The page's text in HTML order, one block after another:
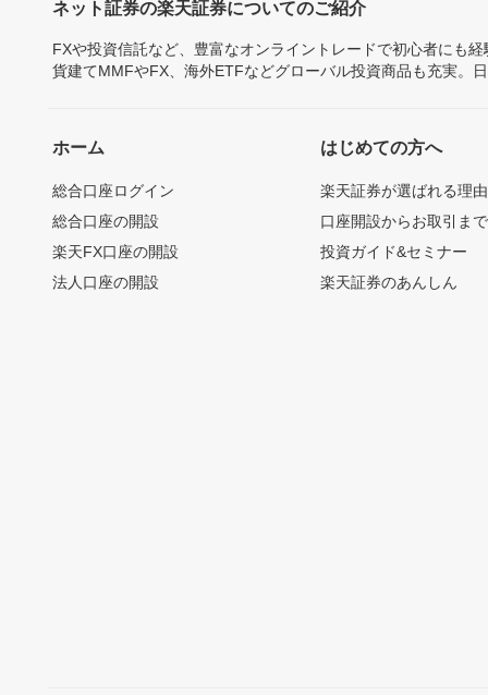
ネット証券の楽天証券についてのご紹介
FXや投資信託など、豊富なオンライントレードで初心者にも
貨建てMMFやFX、海外ETFなどグローバル投資商品も充実。
ホーム
総合口座ログイン
総合口座の開設
楽天FX口座の開設
法人口座の開設
はじめての方へ
楽天証券が選ばれる理由
口座開設からお取引ま
投資ガイド&セミナー
楽天証券のあんしん